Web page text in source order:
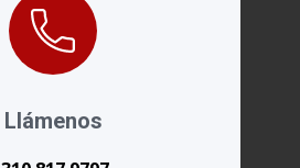
Llámenos